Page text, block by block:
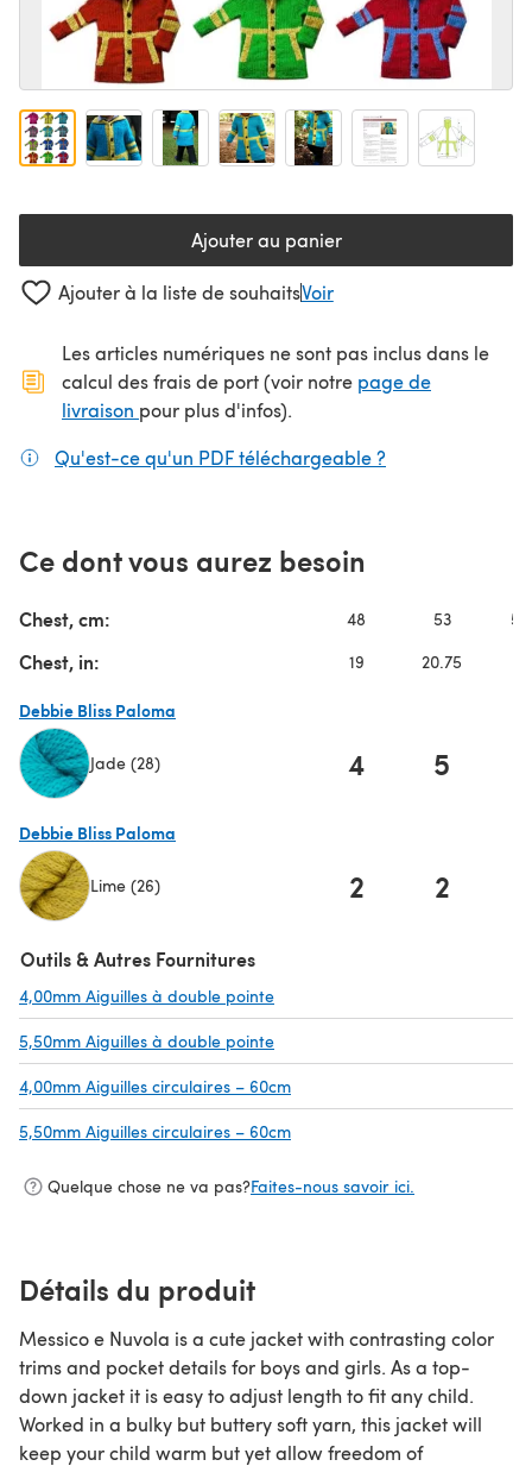
Ajouter au panier
Ajouter à la liste de souhaitsVoir
Les articles numériques ne sont pas inclus dans le
calcul des frais de port (voir notre page de
livraison (s'ouvre dans un nouvel onglet)
pour plus d'infos).
Qu'est-ce qu'un PDF téléchargeable ?
Ce dont vous aurez besoin
Chest, cm: 48 53
Chest, in: 19 20.75
Debbie Bliss Paloma
Jade (28) 4 5
Debbie Bliss Paloma
Lime (26) 2 2
Outils & Autres Fournitures
4,00mm Aiguilles à double pointe
5,50mm Aiguilles à double pointe
4,00mm Aiguilles circulaires – 60cm
5,50mm Aiguilles circulaires – 60cm
Quelque chose ne va pas?Faites-nous savoir ici.
Détails du produit
Messico e Nuvola is a cute jacket with contrasting color
trims and pocket details for boys and girls. As a top-
down jacket it is easy to adjust length to fit any child.
Worked in a bulky but buttery soft yarn, this jacket will
keep your child warm but yet allow freedom of